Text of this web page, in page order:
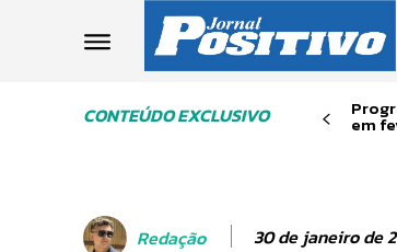
CONTEÚDO EXCLUSIVO em
Redação 30 de janeiro de